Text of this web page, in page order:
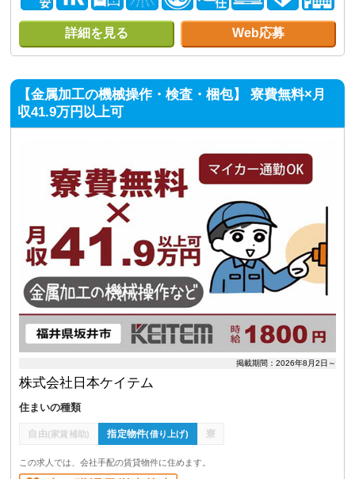
詳細を見る Web応募
【金属加工の機械操作・検査・梱包】 寮費無料×月
収41.9万円以上可
掲載期間：2026年8月2日～
株式会社日本ケイテム
住まいの種類
自由(家賃補助) 指定物件(借り上げ) 寮
この求人では、会社手配の賃貸物件に住めます。